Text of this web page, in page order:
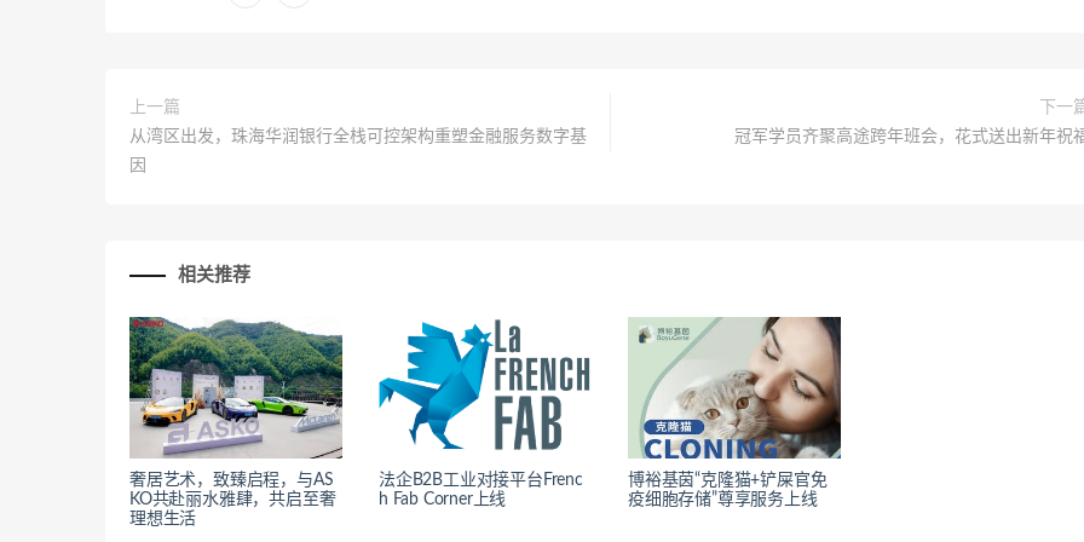
上一篇
从湾区出发，珠海华润银行全栈可控架构重塑金融服务数字基
因
下一
冠军学员齐聚高途跨年班会，花式送出新年祝
相关推荐
奢居艺术，致臻启程，与AS
KO共赴丽水雅肆，共启至奢
理想生活
法企B2B工业对接平台Frenc
h Fab Corner上线
博裕基茵“克隆猫+铲屎官免
疫细胞存储”尊享服务上线